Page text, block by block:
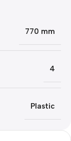
770 mm
4
Plastic